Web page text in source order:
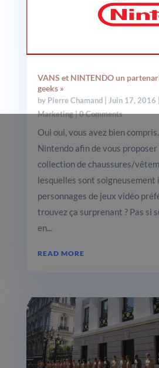
VANS et NINTENDO un
geeks »
by Pierre Chamand| Juin 17, 2016
Marketing| 0 Comments
Oui oui, vous avez bien
Nintendo afin de vous
collection de chaussures/
lesquelles sont soigneusement
personnages de jeux vidéo
trouvez ça surprenant ? Pas si
en...
READ MORE